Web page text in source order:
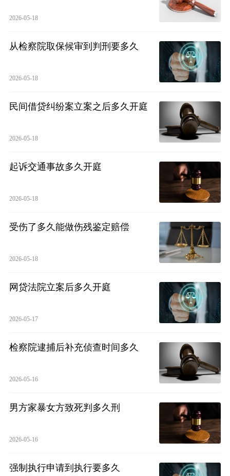
2026-05-18
从检察院取保候审到判刑要多久
2026-05-18
民间借贷纠纷案立案之后多久开庭
2026-05-18
起诉交通事故多久开庭
2026-05-18
受伤了多久能做伤残鉴定赔偿
2026-05-18
网贷法院立案后多久开庭
2026-05-17
检察院逮捕后补充侦查时间多久
2026-05-16
男方家暴女方致死判多久刑
2026-05-16
强制执行申请到执行要多久